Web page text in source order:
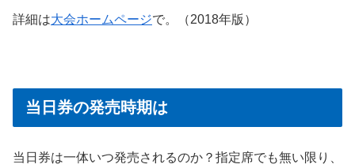
詳細は大会ホームページで。（2018年版）
当日券の発売時期は
当日券は一体いつ発売されるのか？指定席でも無い限り、